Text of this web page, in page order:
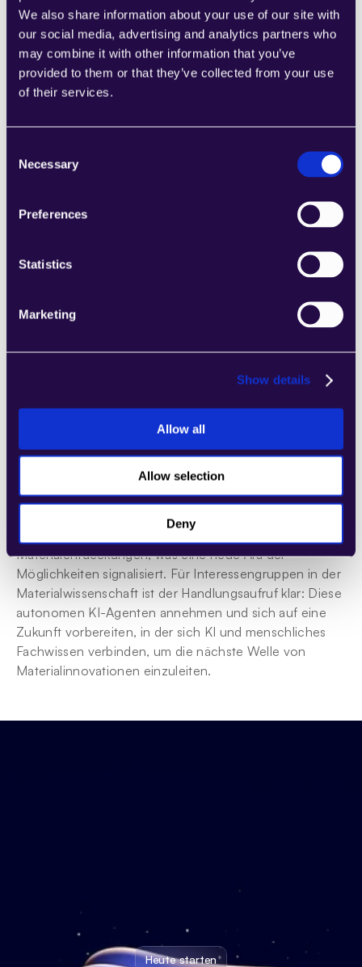
We also share information about your use of our site with
our social media, advertising and analytics partners who
may combine it with other information that you’ve
provided to them or that they’ve collected from your use
of their services.
Selection
Necessary
Preferences
Statistics
Marketing
Show details
Allow all
Allow selection
Deny
Energie, Luft- und Raumfahrt sowie Biotechnologie
revolutionieren könnten.
Navigieren in einer KI-verbesserten
die Integration von KI-Agenten eine strategische
Planung. Dies beinhaltet nicht nur die Investition in die
Förderung einer Belegschaft, die in KI und
agentischer Automatisierung und KI-gesteuerter
Methoden wird entscheidend sein, um
diesem sich ständig weiterentwickelnden Feld
Schlussfolgerung: Die KI-Revolution in
der Materialwissenschaft begrüßen
KI-Agenten stehen als Zeugnis menschlichen
Einfallsreichtums, indem sie eine neue Perspektive
bieten, durch die wir die Materialwissenschaft
erforschen und innovieren können. Wie wir gesehen
haben, reicht ihr Einfluss von der Verbesserung der
Forschungseffizienz bis zur Erforschung neuer
Materialentdeckungen, was eine neue Ära der
Möglichkeiten signalisiert. Für Interessengruppen in der
Materialwissenschaft ist der Handlungsaufruf klar: Diese
autonomen KI-Agenten annehmen und sich auf eine
Zukunft vorbereiten, in der sich KI und menschliches
Fachwissen verbinden, um die nächste Welle von
Materialinnovationen einzuleiten.
Heute starten